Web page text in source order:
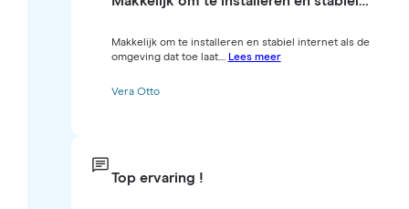
Makkelijk om te installeren en stabiel internet als de
omgeving dat toe laat.... Lees meer
Vera Otto
Top ervaring !